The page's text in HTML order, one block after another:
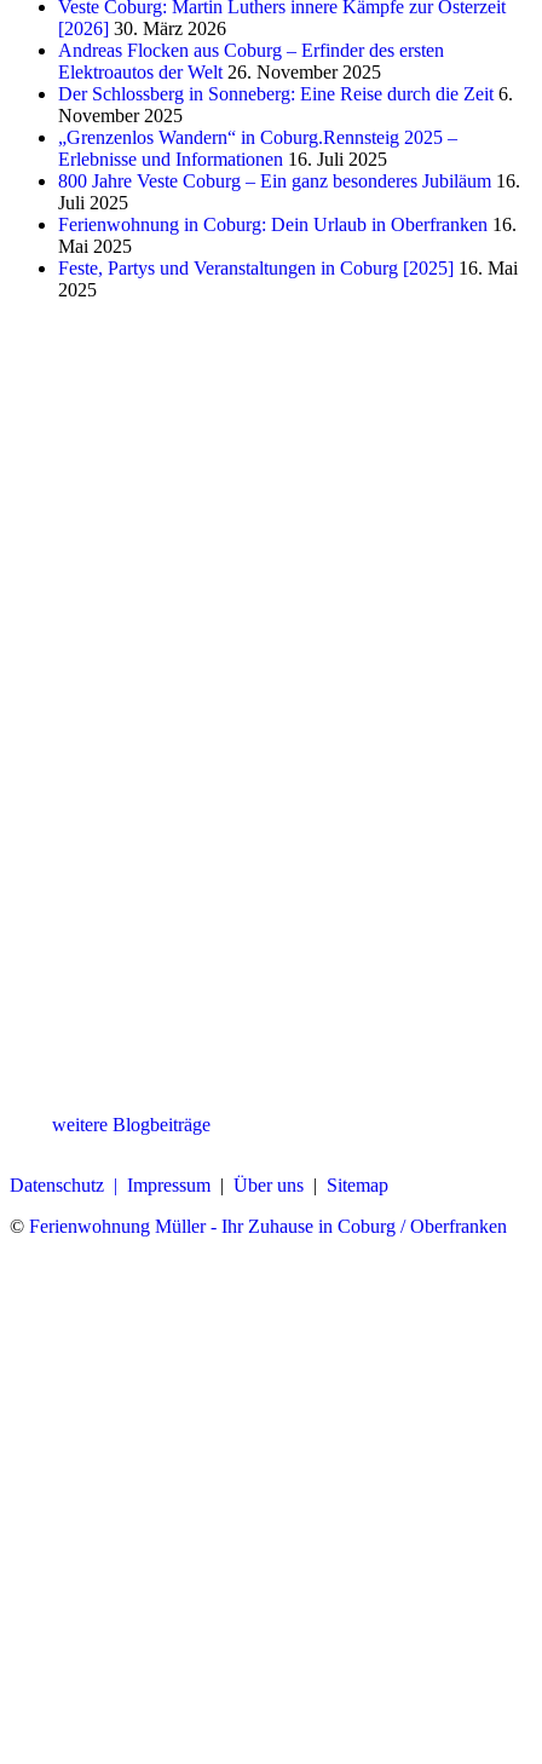
Veste Coburg: Martin Luthers innere Kämpfe zur Osterzeit
[2026] 30. März 2026
Andreas Flocken aus Coburg – Erfinder des ersten
Elektroautos der Welt 26. November 2025
Der Schlossberg in Sonneberg: Eine Reise durch die Zeit 6.
November 2025
„Grenzenlos Wandern“ in Coburg.Rennsteig 2025 –
Erlebnisse und Informationen 16. Juli 2025
800 Jahre Veste Coburg – Ein ganz besonderes Jubiläum 16.
Juli 2025
Ferienwohnung in Coburg: Dein Urlaub in Oberfranken 16.
Mai 2025
Feste, Partys und Veranstaltungen in Coburg [2025] 16. Mai
2025
weitere Blogbeiträge
Datenschutz | Impressum | Über uns | Sitemap
© Ferienwohnung Müller - Ihr Zuhause in Coburg / Oberfranken